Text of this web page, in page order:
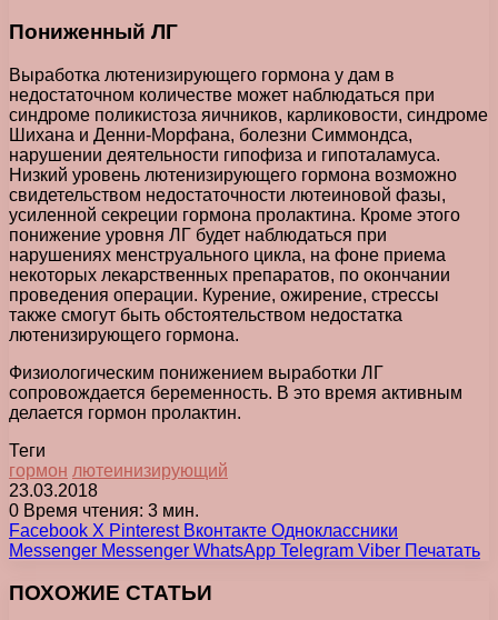
Пониженный ЛГ
Выработка лютенизирующего гормона у дам в
недостаточном количестве может наблюдаться при
синдроме поликистоза яичников, карликовости, синдроме
Шихана и Денни-Морфана, болезни Симмондса,
нарушении деятельности гипофиза и гипоталамуса.
Низкий уровень лютенизирующего гормона возможно
свидетельством недостаточности лютеиновой фазы,
усиленной секреции гормона пролактина. Кроме этого
понижение уровня ЛГ будет наблюдаться при
нарушениях менструального цикла, на фоне приема
некоторых лекарственных препаратов, по окончании
проведения операции. Курение, ожирение, стрессы
также смогут быть обстоятельством недостатка
лютенизирующего гормона.
Физиологическим понижением выработки ЛГ
сопровождается беременность. В это время активным
делается гормон пролактин.
Теги
гормон лютеинизирующий
23.03.2018
0 Время чтения: 3 мин.
Facebook X Pinterest Вконтакте Одноклассники
Messenger Messenger WhatsApp Telegram Viber Печатать
ПОХОЖИЕ СТАТЬИ